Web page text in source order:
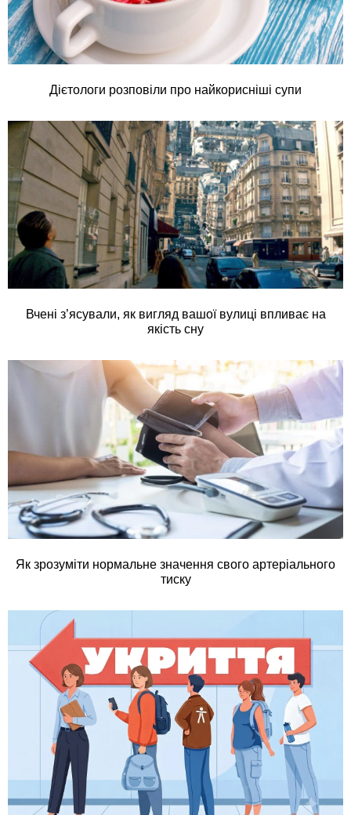
Дієтологи розповіли про найкорисніші супи
Вчені з’ясували, як вигляд вашої вулиці впливає на
якість сну
Як зрозуміти нормальне значення свого артеріального
тиску